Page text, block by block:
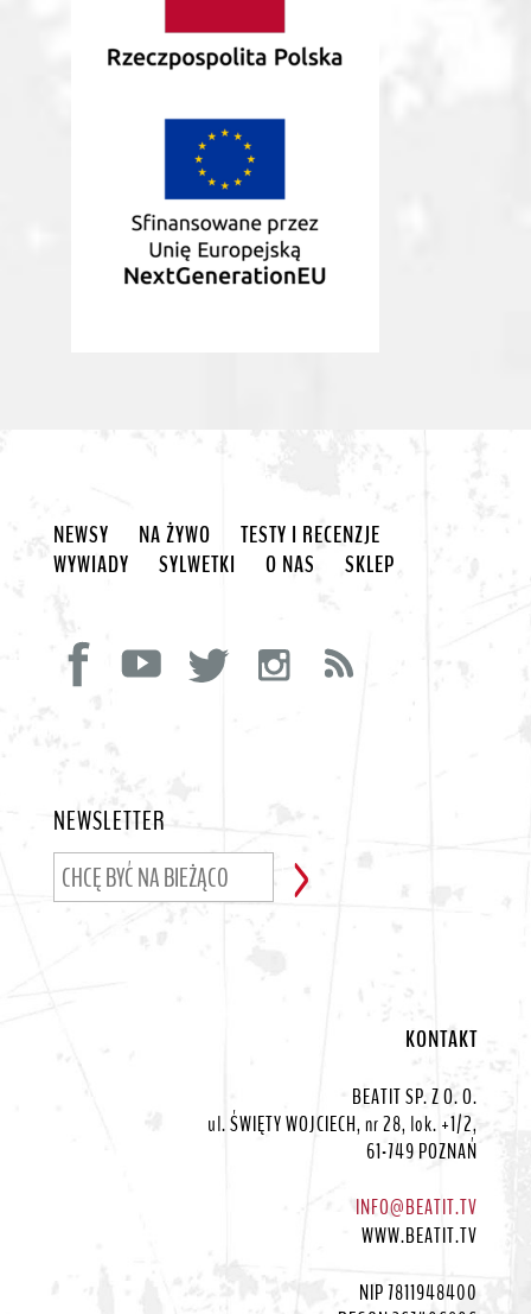
NEWSY NA ŻYWO
TESTY I RECENZJE
WYWIADY
SYLWETKI O NAS SKLEP
NEWSLETTER
KONTAKT
BEATIT SP. Z O. O.
ul. ŚWIĘTY WOJCIECH, nr 28, lok. +1/2,
61-749 POZNAŃ
INFO@BEATIT.TV
WWW.BEATIT.TV
NIP 7811948400